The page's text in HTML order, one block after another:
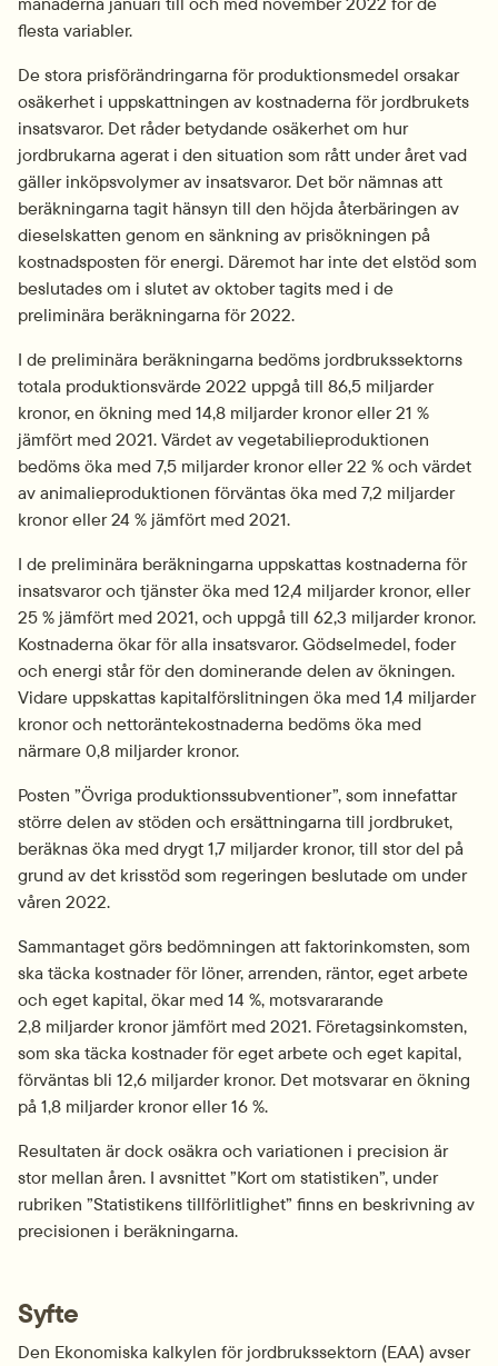
flesta variabler.
De stora prisförändringarna för produktionsmedel orsakar
osäkerhet i uppskattningen av kostnaderna för jordbrukets
insatsvaror. Det råder betydande osäkerhet om hur
jordbrukarna agerat i den situation som rått under året vad
gäller inköpsvolymer av insatsvaror. Det bör nämnas att
beräkningarna tagit hänsyn till den höjda återbäringen av
dieselskatten genom en sänkning av prisökningen på
kostnadsposten för energi. Däremot har inte det elstöd som
beslutades om i slutet av oktober tagits med i de
preliminära beräkningarna för 2022.
I de preliminära beräkningarna bedöms jordbrukssektorns
totala produktionsvärde 2022 uppgå till 86,5 miljarder
kronor, en ökning med 14,8 miljarder kronor eller 21 %
jämfört med 2021. Värdet av vegetabilieproduktionen
bedöms öka med 7,5 miljarder kronor eller 22 % och värdet
av animalieproduktionen förväntas öka med 7,2 miljarder
kronor eller 24 % jämfört med 2021.
I de preliminära beräkningarna uppskattas kostnaderna för
insatsvaror och tjänster öka med 12,4 miljarder kronor, eller
25 % jämfört med 2021, och uppgå till 62,3 miljarder kronor.
Kostnaderna ökar för alla insatsvaror. Gödselmedel, foder
och energi står för den dominerande delen av ökningen.
Vidare uppskattas kapitalförslitningen öka med 1,4 miljarder
kronor och nettoräntekostnaderna bedöms öka med
närmare 0,8 miljarder kronor.
Posten ”Övriga produktionssubventioner”, som innefattar
större delen av stöden och ersättningarna till jordbruket,
beräknas öka med drygt 1,7 miljarder kronor, till stor del på
grund av det krisstöd som regeringen beslutade om under
våren 2022.
Sammantaget görs bedömningen att faktorinkomsten, som
ska täcka kostnader för löner, arrenden, räntor, eget arbete
och eget kapital, ökar med 14 %, motsvararande
2,8 miljarder kronor jämfört med 2021. Företagsinkomsten,
som ska täcka kostnader för eget arbete och eget kapital,
förväntas bli 12,6 miljarder kronor. Det motsvarar en ökning
på 1,8 miljarder kronor eller 16 %.
Resultaten är dock osäkra och variationen i precision är
stor mellan åren. I avsnittet ”Kort om statistiken”, under
rubriken ”Statistikens tillförlitlighet” finns en beskrivning av
precisionen i beräkningarna.
Syfte
Den Ekonomiska kalkylen för jordbrukssektorn (EAA) avser